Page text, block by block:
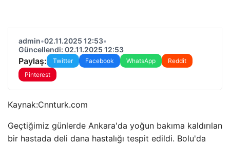
admin•02.11.2025 12:53•
Güncellendi: 02.11.2025 12:53
Paylaş: Twitter Facebook WhatsApp
Reddit
Pinterest
Kaynak:Cnnturk.com
Geçtiğimiz günlerde Ankara'da yoğun bakıma kaldırılan
bir hastada deli dana hastalığı tespit edildi. Bolu'da